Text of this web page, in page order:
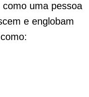
uma pessoa
e englobam